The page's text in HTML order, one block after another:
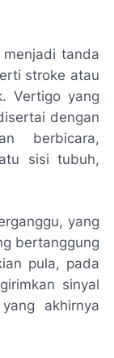
tanda
stroke atau
Vertigo yang
dengan
berbicara,
sisi tubuh,
yang
bertanggung
pula, pada
sinyal
akhirnya